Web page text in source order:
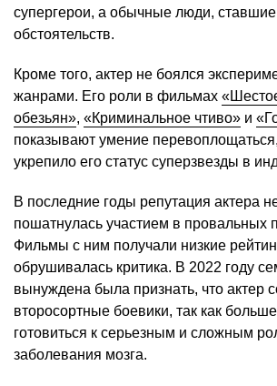
супергерои, а обычные люди,
обстоятельств.
Кроме того, актер не боялся
жанрами. Его роли в фильмах
обезьян», «Криминальное чтиво» и
показывают умение
укрепило его статус суперзвезды в
В последние годы репутация актера
пошатнулась участием в провальных
Фильмы с ним получали низкие
обрушивалась критика. В 2022 году
вынуждена была признать, что актер
второсортные боевики, так как
готовиться к серьезным и сложным
заболевания мозга.